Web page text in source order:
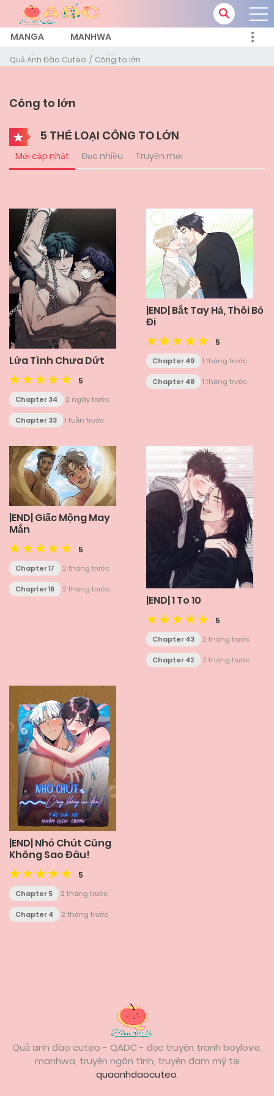
MANGA MANHWA
Quả Anh Đào Cuteo Công to lớn
Công to lớn
5 THỂ LOẠI CÔNG TO LỚN
Mới cập nhật Đọc nhiều Truyện mới
Lửa Tình Chưa Dứt
5
Chapter 34 2 ngày trước
Chapter 33 1 tuần trước
|END| Bắt Tay Hả, Thôi Bỏ
Đi
5
Chapter 49 1 tháng trước
Chapter 48 1 tháng trước
|END| Giấc Mộng May
Mắn
5
Chapter 17 2 tháng trước
Chapter 16 2 tháng trước
|END| 1 To 10
5
Chapter 43 2 tháng trước
Chapter 42 2 tháng trước
|END| Nhỏ Chút Cũng
Không Sao Đâu!
5
Chapter 5 2 tháng trước
Chapter 4 2 tháng trước
Quả anh đào cuteo - QADC - đọc truyện tranh boylove,
manhwa, truyện ngôn tình, truyện đam mỹ tại
quaanhdaocuteo.